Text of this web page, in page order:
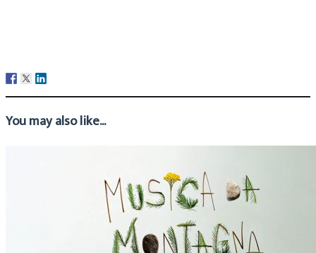
You may also like...